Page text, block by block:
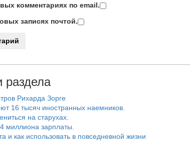
комментариях по email.
записях почтой.
раздела
Рихарда Зорге
16 тысяч иностранных наемников.
на старухах.
миллиона зарплаты.
и как использовать в повседневной жизни